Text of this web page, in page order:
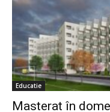
Educatie
Masterat în